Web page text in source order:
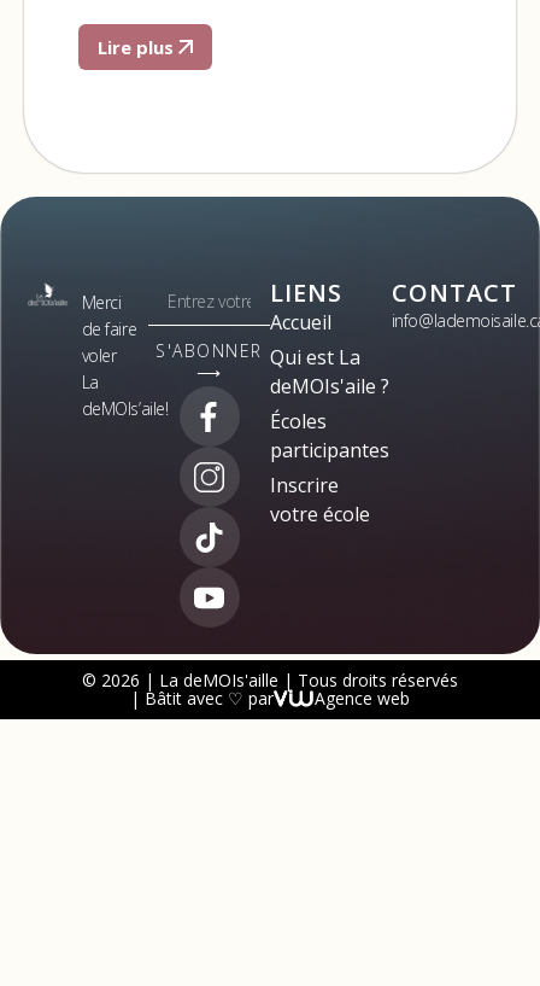
Lire plus
Merci
de faire
voler
La
deMOIs’aile!
S'ABONNER
⟶
LIENS
Accueil
Qui est La
deMOIs'aile ?
Écoles
participantes
Inscrire
votre école
CONTACT
© 2026 | La deMOIs'aille | Tous droits réservés
| Bâtit avec ♡ par Agence web